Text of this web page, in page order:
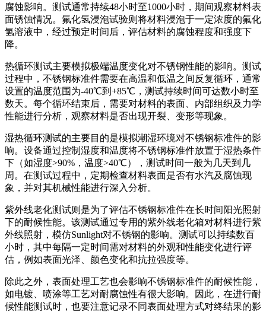
腐蚀影响。测试通常持续48小时至1000小时，期间观察材料表
面锈蚀情况。氟化氢浸泡试验则将材料浸泡于一定浓度的氟化
氢溶液中，经过预定时间后，评估材料的腐蚀程度和强度下
降。
热循环测试主要模拟极端温度变化对不锈钢性能的影响。测试
过程中，不锈钢标准件需要在高温和低温之间反复循环，通常
设置的温度范围为-40℃到+85℃，测试持续时间可达数小时至
数天。每个循环结束后，需要对材料的表面、内部组织及力学
性能进行分析，观察材料是否出现开裂、变形等现象。
湿热循环测试的主要目的是模拟潮湿环境对不锈钢标准件的影
响。设备通过控制湿度和温度将不锈钢标准件放置于湿热条件
下（如湿度>90%，温度>40℃），测试时间一般为几天到几
周。在测试过程中，定期检查材料表面是否有水汽及腐蚀现
象，并对其机械性能进行深入分析。
紫外线老化测试则是为了评估不锈钢标准件在长时间阳光照射
下的耐候性能。该测试通过专用的紫外线老化箱对材料进行紫
外线照射，模仿Sunlight对不锈钢的影响。测试可以持续数百
小时，其中每隔一定时间需对材料的外观和性能变化进行评
估，例如表面光泽、颜色变化和抗拉强度等。
除此之外，表面处理工艺也会影响不锈钢标准件的耐候性能，
如电镀、喷涂等工艺对耐腐蚀性有很大影响。因此，在进行耐
候性能测试时，也要注意记录不同表面处理方式对终结果的影